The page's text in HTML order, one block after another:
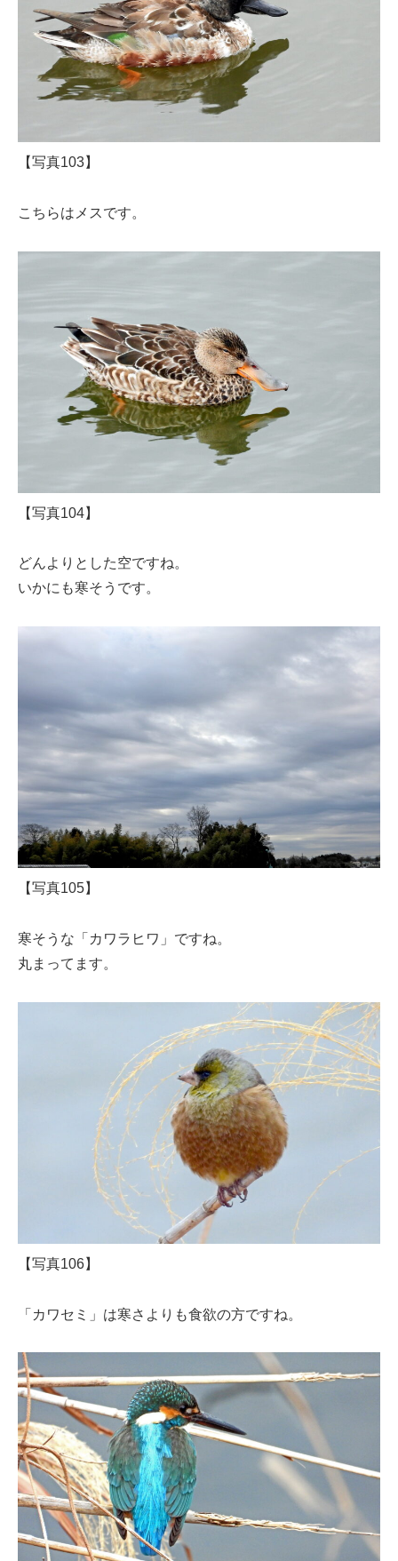
【写真103】
こちらはメスです。
【写真104】
どんよりとした空ですね。
いかにも寒そうです。
【写真105】
寒そうな「カワラヒワ」ですね。
丸まってます。
【写真106】
「カワセミ」は寒さよりも食欲の方ですね。